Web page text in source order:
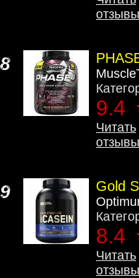
отзывы
8
9.4
Читать
отзывы
9 Gold
8.4
Читать
отзывы